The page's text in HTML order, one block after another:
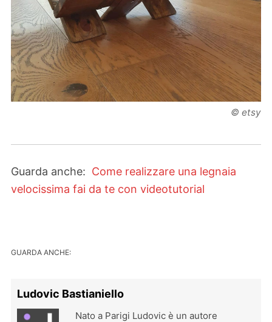
© etsy
Guarda anche: Come realizzare una legnaia
velocissima fai da te con videotutorial
GUARDA ANCHE:
Ludovic Bastianiello
Nato a Parigi Ludovic è un autore